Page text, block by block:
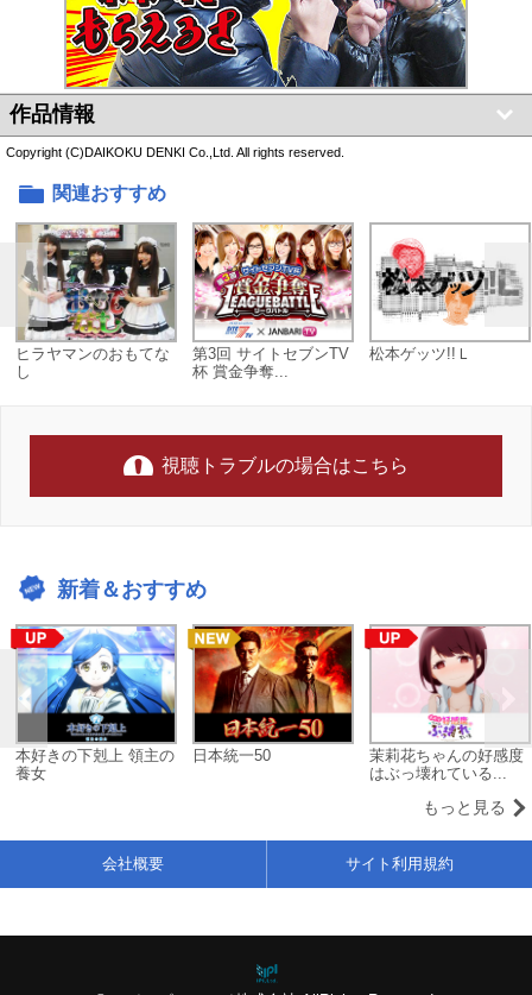
作品情報
Copyright (C)DAIKOKU DENKI Co.,Ltd. All rights reserved.
関連おすすめ
ヒラヤマンのおもてな
し
第3回 サイトセブンTV
杯 賞金争奪...
松本ゲッツ!!Ｌ
視聴トラブルの場合はこちら
新着＆おすすめ
本好きの下剋上 領主の
養女
日本統一50
茉莉花ちゃんの好感度
はぶっ壊れている...
もっと見る
会社概要 サイト利用規約